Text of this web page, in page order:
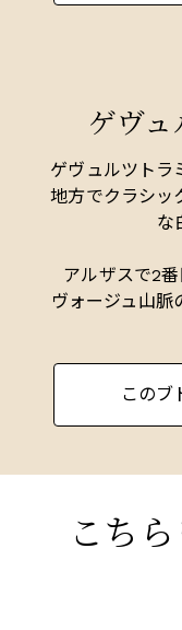
均30万本、常時
西暦742年に初
た250haのロル
ルザスに数多
岩、シルトな
います。その昔
ルシュヴィー
たく造らないか
とはいえ、も
る。石灰岩が
ゲヴ
ゲヴュルツトラ
地方でクラシッ
な
アルザスで2
ヴォージュ山脈
黄金色のミデ
ち、最良のも
このブ
こち